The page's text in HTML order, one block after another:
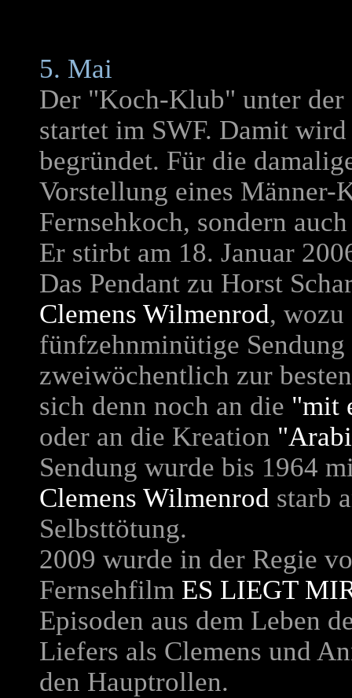
5. Mai
Der "Koch-Klub" unter der
startet im SWF. Damit
begründet. Für die
Vorstellung eines
Fernsehkoch, sondern
Er stirbt am 18. Januar
Das Pendant zu Horst
Clemens Wilmenrod,
fünfzehnminütige
zweiwöchentlich zur
sich denn noch an die "mit
oder an die Kreation
Sendung wurde bis 1964
Clemens Wilmenrod starb
Selbsttötung.
2009 wurde in der Regie
Fernsehfilm ES LIEGT
Episoden aus dem Leben
Liefers als Clemens und
den Hauptrollen.